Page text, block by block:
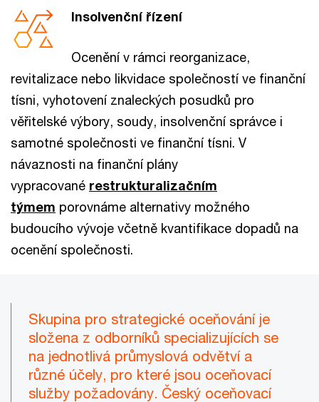
Insolvenční řízení
Ocenění v rámci reorganizace,
revitalizace nebo likvidace společností ve finanční
tísni, vyhotovení znaleckých posudků pro
věřitelské výbory, soudy, insolvenční správce i
samotné společnosti ve finanční tísni. V
návaznosti na finanční plány
vypracované restrukturalizačním
týmem porovnáme alternativy možného
budoucího vývoje včetně kvantifikace dopadů na
ocenění společnosti.
Skupina pro strategické oceňování je
složena z odborníků specializujících se
na jednotlivá průmyslová odvětví a
různé účely, pro které jsou oceňovací
služby požadovány. Český oceňovací